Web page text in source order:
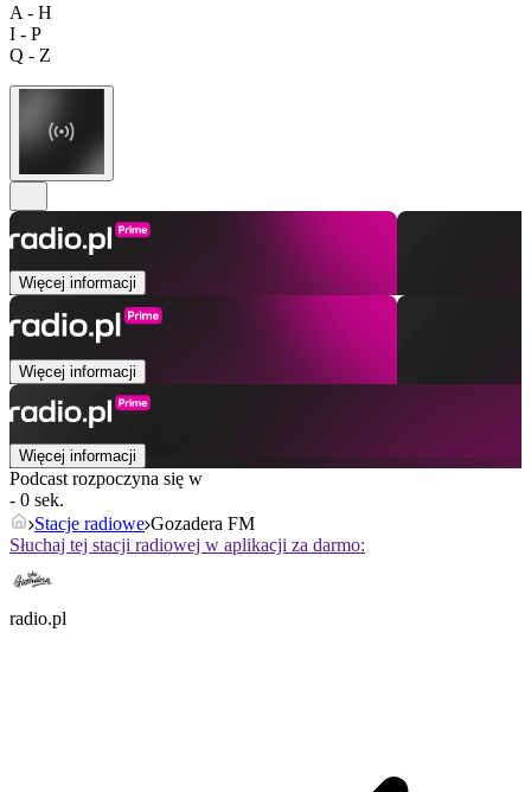
A - H
I - P
Q - Z
Więcej informacji
Więcej informacji
Więcej informacji
Podcast rozpoczyna się w
- 0 sek.
Stacje radiowe Gozadera FM
Słuchaj tej stacji radiowej w aplikacji za darmo:
radio.pl